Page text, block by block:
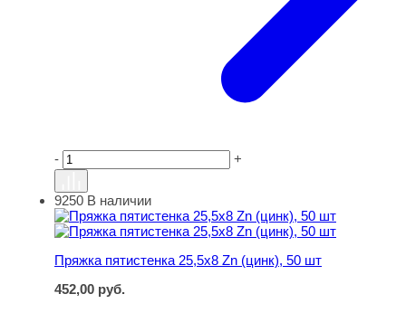
- +
Пряжка пятистенка 25,5х8 Zn (цинк), 50 шт
9250 В наличии
Пряжка пятистенка 25,5х8 Zn (цинк), 50 шт
452,00 руб.